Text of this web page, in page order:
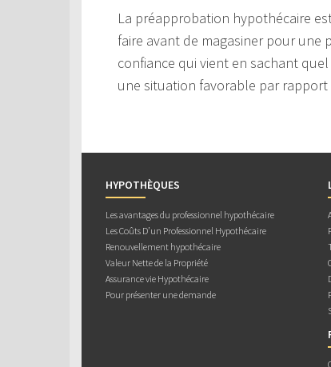
La préapprobation hypothécaire
faire avant de magasiner pour
confiance qui vient en sachant
une situation favorable par
HYPOTHÈQUES
Les avantages du professionnel hypothécaire
Les Coûts D’un Professionnel Hypothécaire
Renouvellement hypothécaire
Valeur Nette de la Propriété
Assurance vie Hypothécaire
Pour présenter une demande